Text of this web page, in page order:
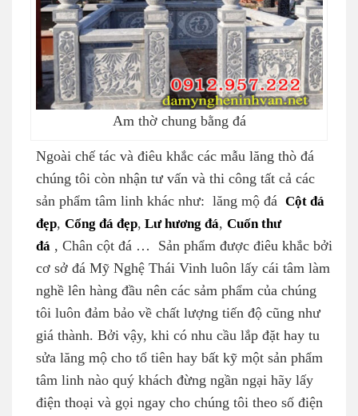
Am thờ chung bằng đá
Ngoài chế tác và điêu khắc các mẫu lăng thò đá
chúng tôi còn nhận tư vấn và thi công tất cả các
sản phẩm tâm linh khác như: lăng mộ đá Cột đá
đẹp, Cổng đá đẹp, Lư hương đá, Cuốn thư
đá , Chân cột đá … Sản phẩm được điêu khắc bởi
cơ sở đá Mỹ Nghệ Thái Vinh luôn lấy cái tâm làm
nghề lên hàng đầu nên các sảm phẩm của chúng
tôi luôn đảm bảo về chất lượng tiến độ cũng như
giá thành. Bởi vậy, khi có nhu cầu lắp đặt hay tu
sửa lăng mộ cho tổ tiên hay bất kỹ một sản phẩm
tâm linh nào quý khách đừng ngần ngại hãy lấy
điện thoại và gọi ngay cho chúng tôi theo số điện